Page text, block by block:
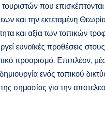
που
και την εκτεταμένη
και αξία των τοπικών
ευνοϊκές προθέσεις
προορισμό. Επιπλέον,
ενός τοπικού
σημασίας για την